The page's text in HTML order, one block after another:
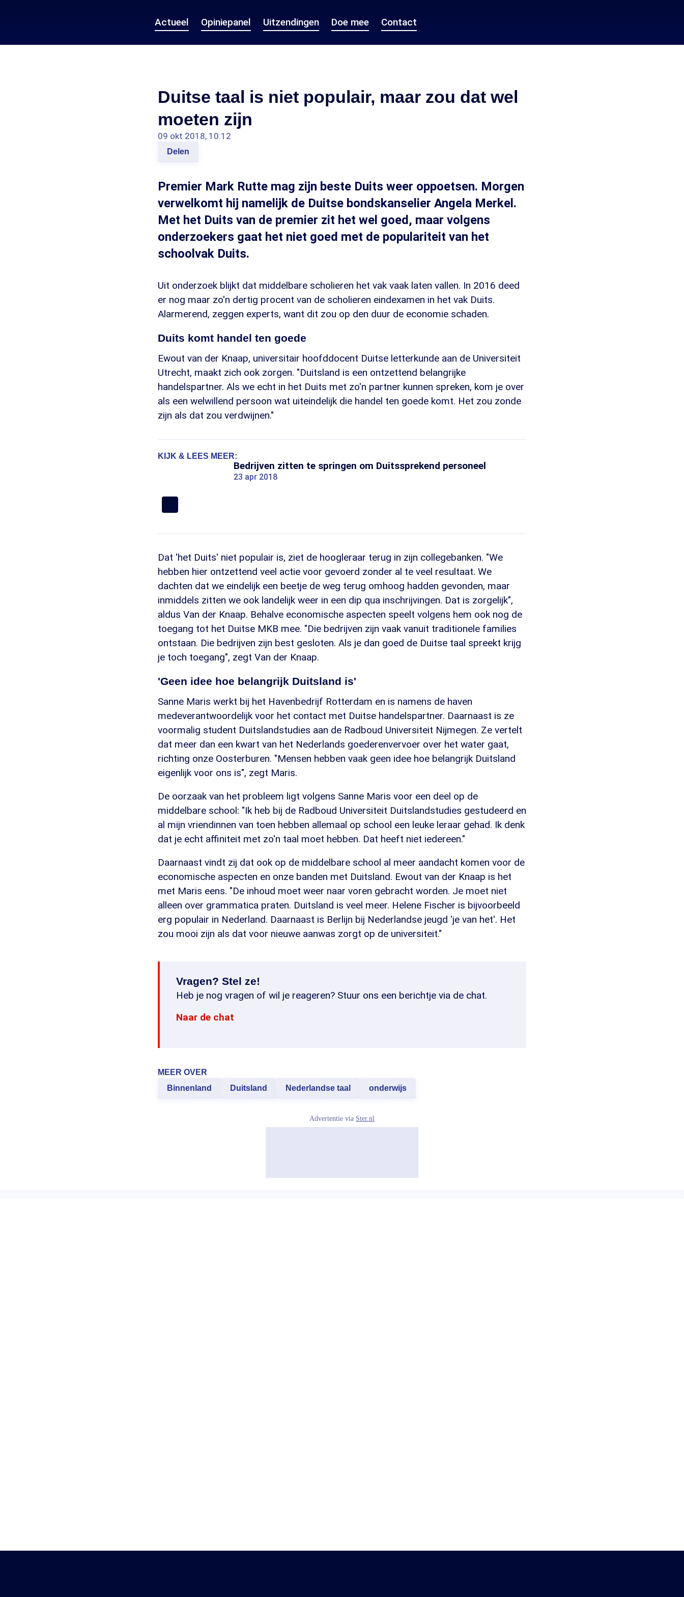
Actueel Opiniepanel Uitzendingen Doe mee Contact
Duitse taal is niet populair, maar zou dat wel
moeten zijn
09 okt 2018, 10:12
Delen
Premier Mark Rutte mag zijn beste Duits weer oppoetsen. Morgen
verwelkomt hij namelijk de Duitse bondskanselier Angela Merkel.
Met het Duits van de premier zit het wel goed, maar volgens
onderzoekers gaat het niet goed met de populariteit van het
schoolvak Duits.
Uit onderzoek blijkt dat middelbare scholieren het vak vaak laten vallen. In 2016 deed
er nog maar zo'n dertig procent van de scholieren eindexamen in het vak Duits.
Alarmerend, zeggen experts, want dit zou op den duur de economie schaden.
Duits komt handel ten goede
Ewout van der Knaap, universitair hoofddocent Duitse letterkunde aan de Universiteit
Utrecht, maakt zich ook zorgen. "Duitsland is een ontzettend belangrijke
handelspartner. Als we echt in het Duits met zo'n partner kunnen spreken, kom je over
als een welwillend persoon wat uiteindelijk die handel ten goede komt. Het zou zonde
zijn als dat zou verdwijnen."
KIJK & LEES MEER:
Bedrijven zitten te springen om Duitssprekend personeel
23 apr 2018
Dat 'het Duits' niet populair is, ziet de hoogleraar terug in zijn collegebanken. "We
hebben hier ontzettend veel actie voor gevoerd zonder al te veel resultaat. We
dachten dat we eindelijk een beetje de weg terug omhoog hadden gevonden, maar
inmiddels zitten we ook landelijk weer in een dip qua inschrijvingen. Dat is zorgelijk",
aldus Van der Knaap. Behalve economische aspecten speelt volgens hem ook nog de
toegang tot het Duitse MKB mee. "Die bedrijven zijn vaak vanuit traditionele families
ontstaan. Die bedrijven zijn best gesloten. Als je dan goed de Duitse taal spreekt krijg
je toch toegang", zegt Van der Knaap.
'Geen idee hoe belangrijk Duitsland is'
Sanne Maris werkt bij het Havenbedrijf Rotterdam en is namens de haven
medeverantwoordelijk voor het contact met Duitse handelspartner. Daarnaast is ze
voormalig student Duitslandstudies aan de Radboud Universiteit Nijmegen. Ze vertelt
dat meer dan een kwart van het Nederlands goederenvervoer over het water gaat,
richting onze Oosterburen. "Mensen hebben vaak geen idee hoe belangrijk Duitsland
eigenlijk voor ons is", zegt Maris.
De oorzaak van het probleem ligt volgens Sanne Maris voor een deel op de
middelbare school: "Ik heb bij de Radboud Universiteit Duitslandstudies gestudeerd en
al mijn vriendinnen van toen hebben allemaal op school een leuke leraar gehad. Ik denk
dat je echt affiniteit met zo'n taal moet hebben. Dat heeft niet iedereen."
Daarnaast vindt zij dat ook op de middelbare school al meer aandacht komen voor de
economische aspecten en onze banden met Duitsland. Ewout van der Knaap is het
met Maris eens. "De inhoud moet weer naar voren gebracht worden. Je moet niet
alleen over grammatica praten. Duitsland is veel meer. Helene Fischer is bijvoorbeeld
erg populair in Nederland. Daarnaast is Berlijn bij Nederlandse jeugd 'je van het'. Het
zou mooi zijn als dat voor nieuwe aanwas zorgt op de universiteit."
Vragen? Stel ze!
Heb je nog vragen of wil je reageren? Stuur ons een berichtje via de chat.
Naar de chat
MEER OVER
Binnenland
Duitsland Nederlandse taal onderwijs
Advertentie via Ster.nl